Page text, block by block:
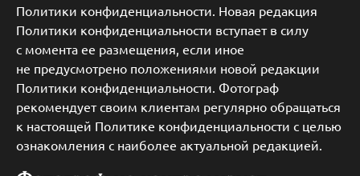
Политики конфиденциальности. Новая редакция
Политики конфиденциальности вступает в силу
с момента ее размещения, если иное
не предусмотрено положениями новой редакции
Политики конфиденциальности. Фотограф
рекомендует своим клиентам регулярно обращаться
к настоящей Политике конфиденциальности с целью
ознакомления с наиболее актуальной редакцией.